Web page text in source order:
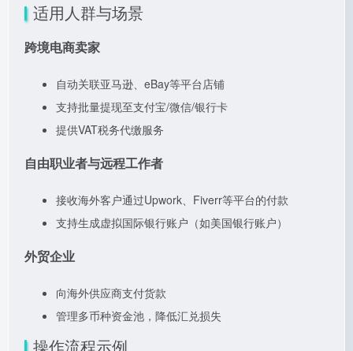
适用人群与场景
跨境电商卖家
自动关联亚马逊、eBay等平台店铺
支持批量提现至支付宝/微信/银行卡
提供VAT税务代缴服务
自由职业者与远程工作者
接收海外客户通过Upwork、Fiverr等平台的付款
支持生成虚拟国际银行账户（如美国银行账户）
外贸企业
向海外供应商支付货款
管理多币种资金池，降低汇兑损失
操作流程示例